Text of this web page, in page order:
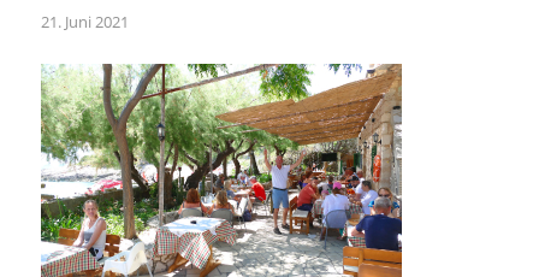
21. Juni 2021